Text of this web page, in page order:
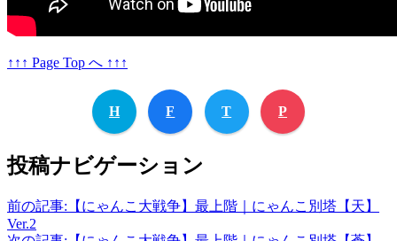
↑↑↑ Page Top へ ↑↑↑
H F T P
投稿ナビゲーション
前の記事: 【にゃんこ大戦争】最上階｜にゃんこ別塔【天】
Ver.2